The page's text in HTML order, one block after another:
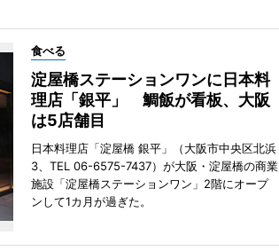
食べる
淀屋橋ステーションワンに日本料
理店「銀平」 鯛飯が看板、大阪
は5店舗目
日本料理店「淀屋橋 銀平」（大阪市中央区北浜
3、TEL 06-6575-7437）が大阪・淀屋橋の商業
施設「淀屋橋ステーションワン」2階にオープ
ンして1カ月が過ぎた。